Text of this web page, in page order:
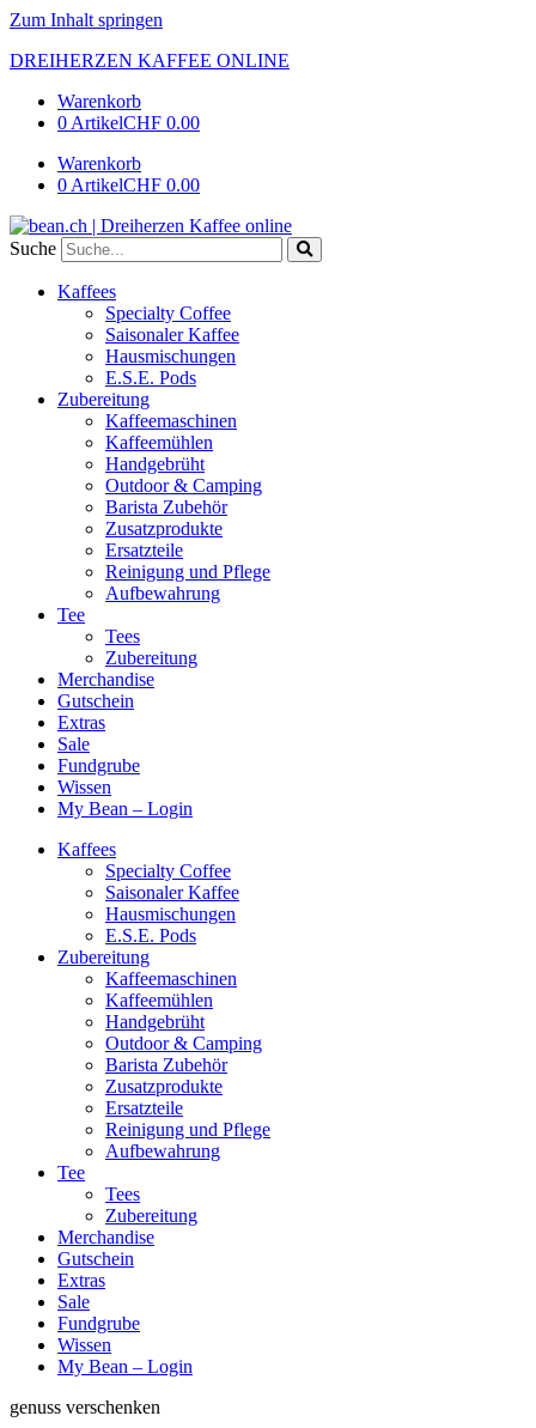
Zum Inhalt springen
DREIHERZEN KAFFEE ONLINE
Warenkorb
0 ArtikelCHF 0.00
Warenkorb
0 ArtikelCHF 0.00
Suche
Kaffees
Specialty Coffee
Saisonaler Kaffee
Hausmischungen
E.S.E. Pods
Zubereitung
Kaffeemaschinen
Kaffeemühlen
Handgebrüht
Outdoor & Camping
Barista Zubehör
Zusatzprodukte
Ersatzteile
Reinigung und Pflege
Aufbewahrung
Tee
Tees
Zubereitung
Merchandise
Gutschein
Extras
Sale
Fundgrube
Wissen
My Bean – Login
Kaffees
Specialty Coffee
Saisonaler Kaffee
Hausmischungen
E.S.E. Pods
Zubereitung
Kaffeemaschinen
Kaffeemühlen
Handgebrüht
Outdoor & Camping
Barista Zubehör
Zusatzprodukte
Ersatzteile
Reinigung und Pflege
Aufbewahrung
Tee
Tees
Zubereitung
Merchandise
Gutschein
Extras
Sale
Fundgrube
Wissen
My Bean – Login
genuss verschenken